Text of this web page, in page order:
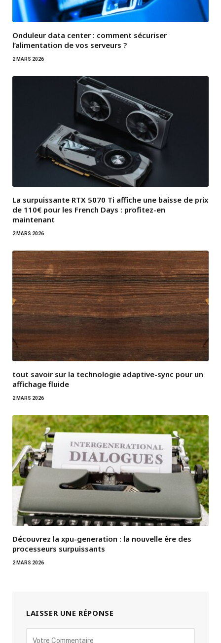
Onduleur data center : comment sécuriser
l’alimentation de vos serveurs ?
2 MARS 2026
La surpuissante RTX 5070 Ti affiche une baisse de prix
de 110€ pour les French Days : profitez-en
maintenant
2 MARS 2026
tout savoir sur la technologie adaptive-sync pour un
affichage fluide
2 MARS 2026
Découvrez la xpu-generation : la nouvelle ère des
processeurs surpuissants
2 MARS 2026
LAISSER UNE RÉPONSE